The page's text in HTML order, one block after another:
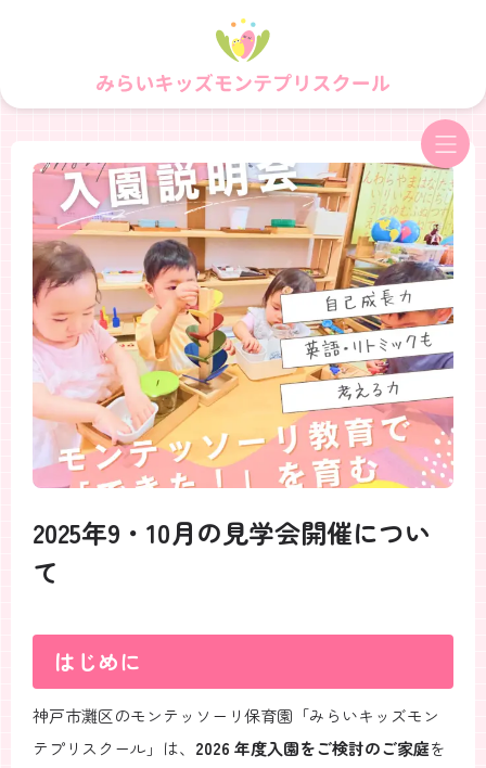
2025年9・10月の見学会開催につい
て
はじめに
神戸市灘区のモンテッソーリ保育園「みらいキッズモン
テプリスクール」は、 2026 年度入園をご検討のご家庭を